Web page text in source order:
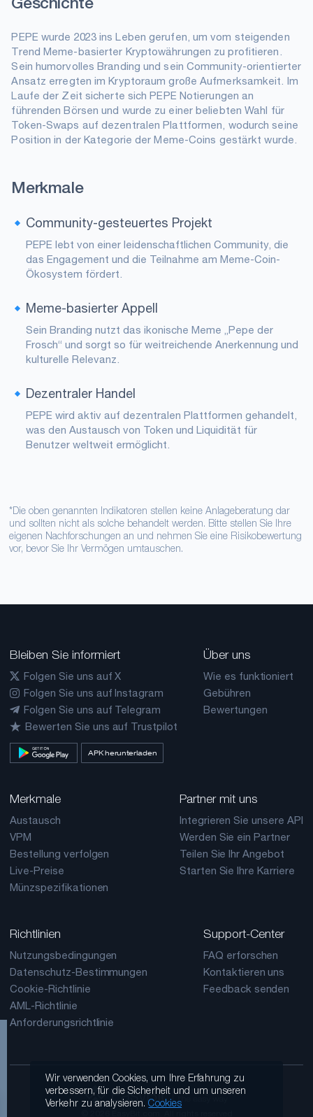
PEPE wurde 2023 ins Leben gerufen, um vom steigenden
Trend Meme-basierter Kryptowährungen zu profitieren.
Sein humorvolles Branding und sein Community-orientierter
Ansatz erregten im Kryptoraum große Aufmerksamkeit. Im
Laufe der Zeit sicherte sich PEPE Notierungen an
führenden Börsen und wurde zu einer beliebten Wahl für
Token-Swaps auf dezentralen Plattformen, wodurch seine
Position in der Kategorie der Meme-Coins gestärkt wurde.
Merkmale
Community-gesteuertes Projekt
PEPE lebt von einer leidenschaftlichen Community, die
das Engagement und die Teilnahme am Meme-Coin-
Ökosystem fördert.
Meme-basierter Appell
Sein Branding nutzt das ikonische Meme „Pepe der
Frosch“ und sorgt so für weitreichende Anerkennung und
kulturelle Relevanz.
Dezentraler Handel
PEPE wird aktiv auf dezentralen Plattformen gehandelt,
was den Austausch von Token und Liquidität für
Benutzer weltweit ermöglicht.
*Die oben genannten Indikatoren stellen keine Anlageberatung dar
und sollten nicht als solche behandelt werden. Bitte stellen Sie Ihre
eigenen Nachforschungen an und nehmen Sie eine Risikobewertung
vor, bevor Sie Ihr Vermögen umtauschen.
Bleiben Sie informiert
Folgen Sie uns auf X
Folgen Sie uns auf Instagram
Folgen Sie uns auf Telegram
Bewerten Sie uns auf Trustpilot
APK herunterladen
Über uns
Wie es funktioniert
Gebühren
Bewertungen
Merkmale
Austausch
VPM
Bestellung verfolgen
Live-Preise
Münzspezifikationen
Partner mit uns
Integrieren Sie unsere API
Werden Sie ein Partner
Teilen Sie Ihr Angebot
Starten Sie Ihre Karriere
Richtlinien
Nutzungsbedingungen
Datenschutz-Bestimmungen
Cookie-Richtlinie
AML-Richtlinie
Anforderungsrichtlinie
Support-Center
FAQ erforschen
Kontaktieren uns
Feedback senden
Wir verwenden Cookies, um Ihre Erfahrung zu
verbessern, für die Sicherheit und um unseren
Verkehr zu analysieren.Cookies